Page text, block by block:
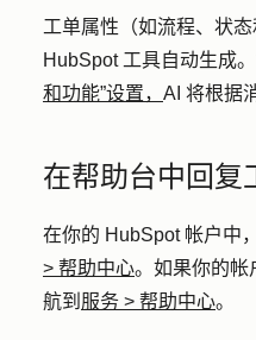
工单属性（如流程、状
HubSpot 工具自动生成
和功能”设置， AI 将根据
在帮助台中回复
在你的 HubSpot 帐户中
> 帮助中心。如果你的帐
航到 服务 > 帮助中心。